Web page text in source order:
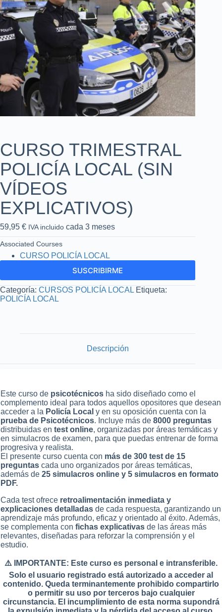
CURSO TRIMESTRAL
POLICÍA LOCAL (SIN
VÍDEOS
EXPLICATIVOS)
59,95 € IVA incluido cada 3 meses
Associated Courses
CURSO POLICÍA LOCAL
SUSCRIBIRME
Categoría: CURSOS POLICÍA LOCAL Etiqueta:
POLICÍA LOCAL
Descripción
Este curso de psicotécnicos ha sido diseñado como el
complemento ideal para todos aquellos opositores que desean
acceder a la Policía Local y en su oposición cuenta con la
prueba de Psicotécnicos. Incluye más de 8000 preguntas
distribuidas en test online, organizadas por áreas temáticas y
en simulacros de examen, para que puedas entrenar de forma
progresiva y realista.
El presente curso cuenta con más de 300 test de 15
preguntas cada uno organizados por áreas temáticas,
además de 25 simulacros online y 5 simulacros en formato
PDF.
Cada test ofrece retroalimentación inmediata y
explicaciones detalladas de cada respuesta, garantizando un
aprendizaje más profundo, eficaz y orientado al éxito. Además,
se complementa con fichas explicativas de las áreas más
relevantes, diseñadas para reforzar la comprensión y el
estudio.
⚠️ IMPORTANTE: Este curso es personal e intransferible.
Solo el usuario registrado está autorizado a acceder al
contenido. Queda terminantemente prohibido compartirlo
o permitir su uso por terceros bajo cualquier
circunstancia. El incumplimiento de esta norma supondrá